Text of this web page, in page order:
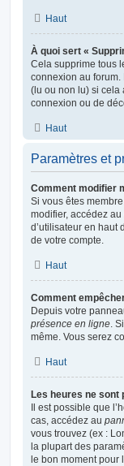
Haut
À quoi sert «
Cela supprime tous
connexion au
(lu ou non lu) si cela
connexion ou de
Haut
Paramètres et
Comment modifier
Si vous êtes
modifier, accédez au
d’utilisateur en haut
de votre compte.
Haut
Comment
Depuis votre
présence en ligne .
même. Vous serez
Haut
Les heures ne sont
Il est possible que
cas, accédez au
vous trouvez (ex :
la plupart des
le bon moment pour